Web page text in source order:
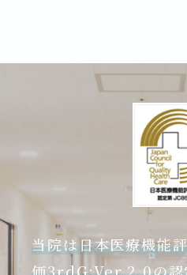
当院は日本医療機能